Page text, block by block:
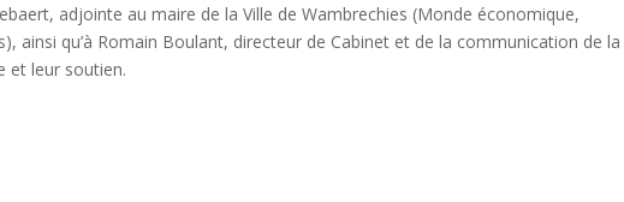
adjointe au maire de la Ville de Wambrechies (Monde économique,
ainsi qu’à Romain Boulant, directeur de Cabinet et de la communication de la
et leur soutien.